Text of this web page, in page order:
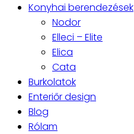
Konyhai berendezések
Nodor
Elleci – Elite
Elica
Cata
Burkolatok
Enteriőr design
Blog
Rólam